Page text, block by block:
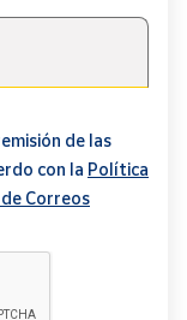
de las
con la Política
Correos